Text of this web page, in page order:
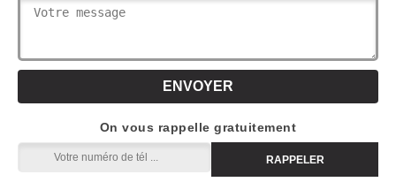
On vous rappelle gratuitement